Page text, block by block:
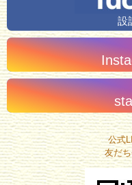
設
公式
友だ